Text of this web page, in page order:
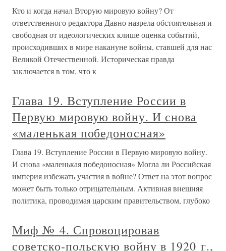
Кто и когда начал Вторую мировую войну? От
ответственного редактора Давно назрела обстоятельная и
свободная от идеологических клише оценка событий,
происходивших в мире накануне войны, ставшей для нас
Великой Отечественной. Историческая правда
заключается в том, что к
Глава 19. Вступление России в
Первую мировую войну. И снова
«маленькая победоносная»
Глава 19. Вступление России в Первую мировую войну.
И снова «маленькая победоносная» Могла ли Российская
империя избежать участия в войне? Ответ на этот вопрос
может быть только отрицательным. Активная внешняя
политика, проводимая царским правительством, глубоко
Миф № 4. Спровоцировав
советско-польскую войну в 1920 г.,